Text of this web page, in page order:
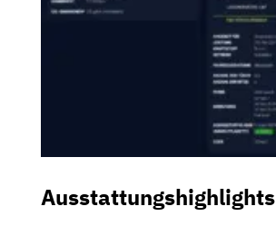
Ausstattungshighlights